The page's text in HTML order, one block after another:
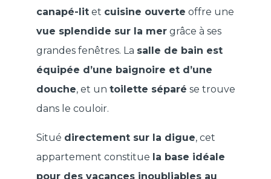
canapé-lit et cuisine ouverte offre une
vue splendide sur la mer grâce à ses
grandes fenêtres. La salle de bain est
équipée d’une baignoire et d’une
douche, et un toilette séparé se trouve
dans le couloir.
Situé directement sur la digue, cet
appartement constitue la base idéale
pour des vacances inoubliables au